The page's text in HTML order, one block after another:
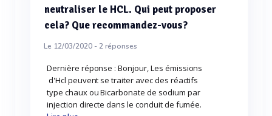
neutraliser le HCL. Qui peut proposer
cela? Que recommandez-vous?
Le 12/03/2020 -2réponses
Dernière réponse : Bonjour, Les émissions
d'Hcl peuvent se traiter avec des réactifs
type chaux ou Bicarbonate de sodium par
injection directe dans le conduit de fumée.